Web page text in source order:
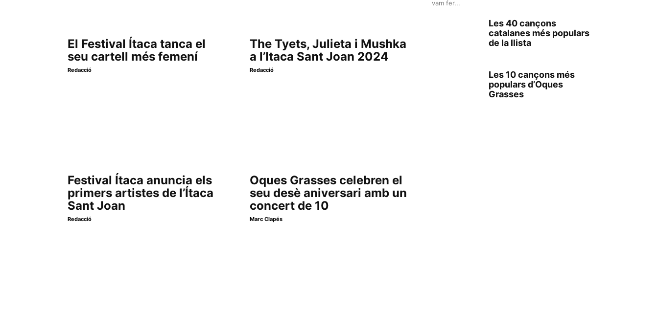
El Festival Ítaca tanca el
seu cartell més femení
Redacció
The Tyets, Julieta i Mushka
a l’Itaca Sant Joan 2024
Redacció
Festival Ítaca anuncia els
primers artistes de l’Ítaca
Sant Joan
Redacció
Oques Grasses celebren el
seu desè aniversari amb un
concert de 10
Marc Clapés
vam fer...
Les 40 cançons
catalanes més populars
de la llista
Les 10 cançons més
populars d’Oques
Grasses